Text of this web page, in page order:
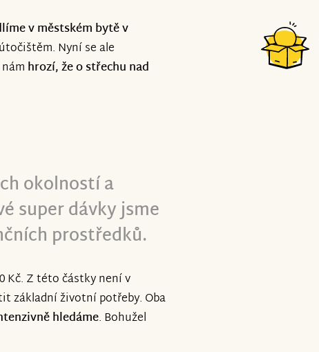
v městském bytě v
Nyní se ale
hrozí, že o střechu nad
okolností a
super dávky jsme
prostředků.
Kč. Z této částky není v
základní životní potřeby. Oba
hledáme. Bohužel